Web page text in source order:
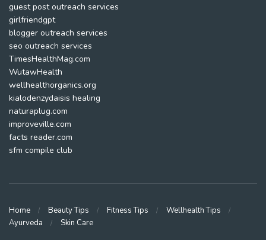
guest post outreach services
girlfriendgpt
blogger outreach services
seo outreach services
TimesHealthMag.com
WutawHealth
wellhealthorganics.org
kialodenzydaisis healing
naturaplug.com
improveville.com
facts reader.com
sfm compile club
Home Beauty Tips Fitness Tips
Wellhealth Tips
Ayurveda
Skin Care